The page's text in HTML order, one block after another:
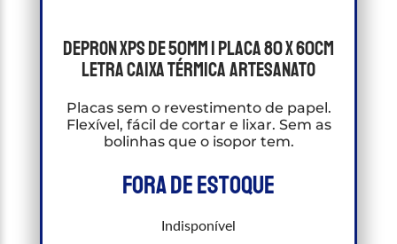
Depron XPS de 50mm 1 Placa 80 X 60cm
letra caixa Térmica artesanato
Placas sem o revestimento de papel.
Flexível, fácil de cortar e lixar. Sem as
bolinhas que o isopor tem.
Fora de estoque
Indisponível